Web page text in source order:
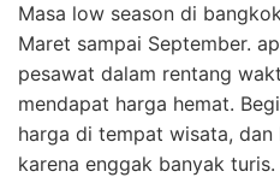
Masa low season di
Maret sampai September.
pesawat dalam rentang
mendapat harga hemat.
harga di tempat wisata,
karena enggak banyak turis.